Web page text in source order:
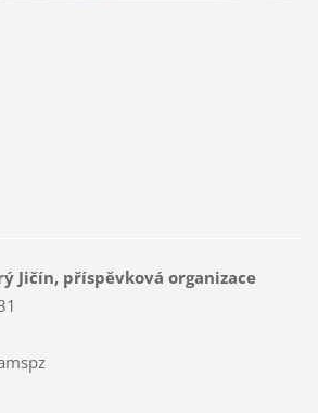
Jičín, příspěvková organizace